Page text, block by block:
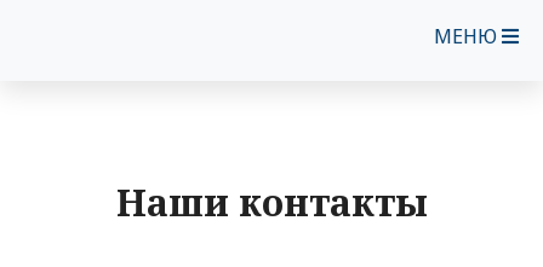
МЕНЮ
Наши контакты